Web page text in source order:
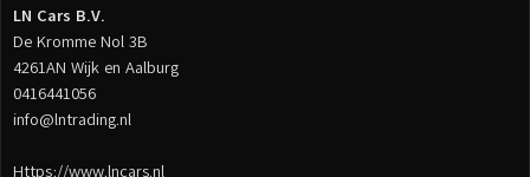
LN Cars B.V.
De Kromme Nol 3B
4261AN Wijk en Aalburg
0416441056
info@lntrading.nl
Https://www.lncars.nl